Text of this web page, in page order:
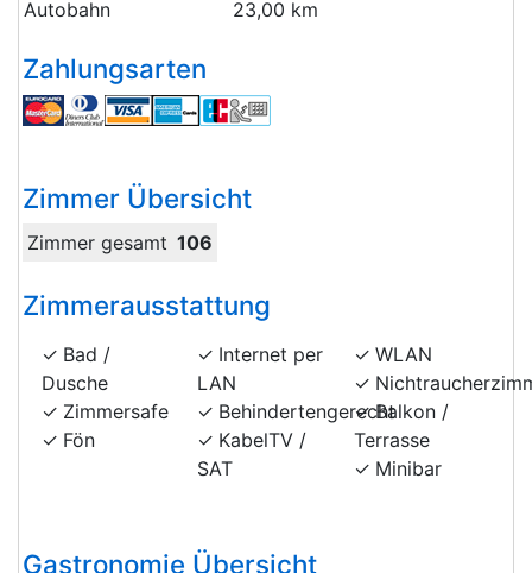
Autobahn 23,00 km
Zahlungsarten
Zimmer Übersicht
Zimmer gesamt 106
Zimmerausstattung
Bad /
Dusche
Zimmersafe
Fön
Internet per
LAN
Behindertengerecht
KabelTV /
SAT
WLAN
Balkon /
Terrasse
Minibar
Gastronomie Übersicht